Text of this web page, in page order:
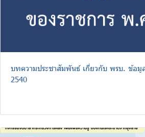
บทความประชาสัมพันธ์ เกี่ยวกับ พรบ. ข้อมู
2540